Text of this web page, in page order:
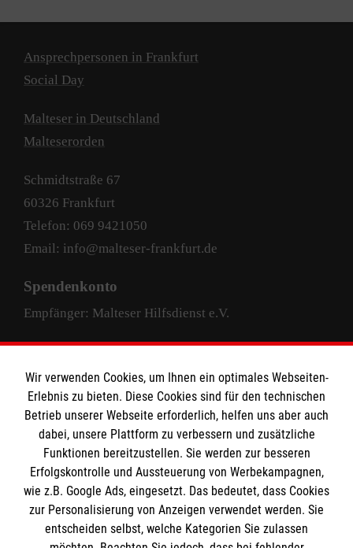
Ansprechpersonen in Frankfurt
Social Day
Malteser in Deutschland
Malteserorden
Schmidtstraße 67
60326 Frankfurt
Telefon: 069 9421050
Email: info@malteser-frankfurt.de
Spendenkonto
Empfänger: Malteser Hilfsdienst e.V.
IBAN: DE63 3706 0193 4004 4000 33
BIC: GENODED1PAX
facebook instagram LinkedIn
Wir verwenden Cookies, um Ihnen ein optimales Webseiten-
Erlebnis zu bieten. Diese Cookies sind für den technischen
Betrieb unserer Webseite erforderlich, helfen uns aber auch
dabei, unsere Plattform zu verbessern und zusätzliche
Funktionen bereitzustellen. Sie werden zur besseren
Erfolgskontrolle und Aussteuerung von Werbekampagnen,
wie z.B. Google Ads, eingesetzt. Das bedeutet, dass Cookies
zur Personalisierung von Anzeigen verwendet werden. Sie
entscheiden selbst, welche Kategorien Sie zulassen